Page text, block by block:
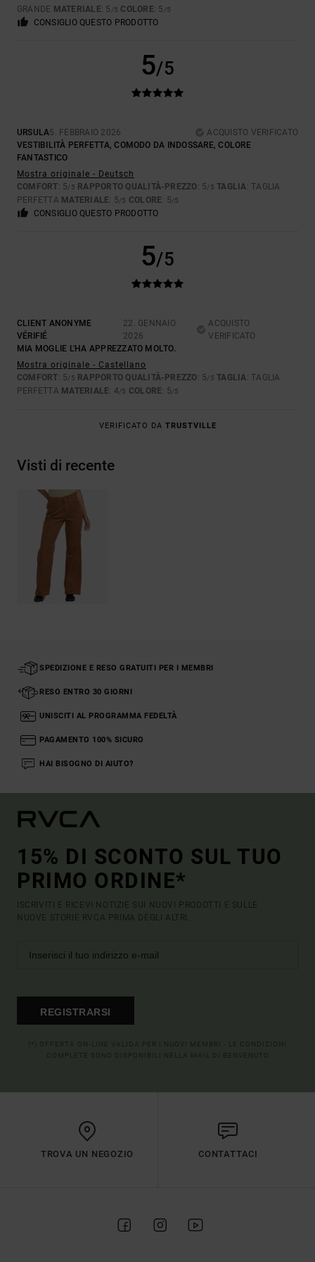
GRANDE MATERIALE: 5 /5 COLORE: 5 /5
CONSIGLIO QUESTO PRODOTTO
5/5
URSULA5. FEBBRAIO 2026
ACQUISTO VERIFICATO
VESTIBILITÀ PERFETTA, COMODO DA INDOSSARE, COLORE
FANTASTICO
Mostra originale - Deutsch
COMFORT: 5/5 RAPPORTO QUALITÀ-PREZZO: 5/5 TAGLIA: TAGLIA
PERFETTA MATERIALE: 5/5 COLORE: 5/5
CONSIGLIO QUESTO PRODOTTO
5/5
CLIENT ANONYME
VÉRIFIÉ
22. GENNAIO
2026
ACQUISTO
VERIFICATO
MIA MOGLIE L'HA APPREZZATO MOLTO.
Mostra originale - Castellano
COMFORT: 5/5 RAPPORTO QUALITÀ-PREZZO: 5/5 TAGLIA: TAGLIA
PERFETTA MATERIALE: 4/5 COLORE: 5/5
VERIFICATO DA TRUSTVILLE
Visti di recente
SPEDIZIONE E RESO GRATUITI PER I MEMBRI
RESO ENTRO 30 GIORNI
UNISCITI AL PROGRAMMA FEDELTÀ
PAGAMENTO 100% SICURO
HAI BISOGNO DI AIUTO?
15% DI SCONTO SUL TUO
PRIMO ORDINE*
ISCRIVITI E RICEVI NOTIZIE SUI NUOVI PRODOTTI E SULLE
NUOVE STORIE RVCA PRIMA DEGLI ALTRI.
REGISTRARSI
TROVA UN NEGOZIO CONTATTACI